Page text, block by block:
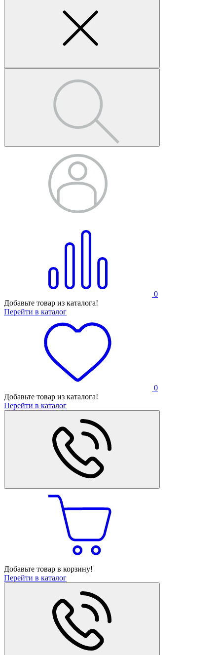
0
Добавьте товар из каталога!
Перейти в каталог
0
Добавьте товар из каталога!
Перейти в каталог
Добавьте товар в корзину!
Перейти в каталог